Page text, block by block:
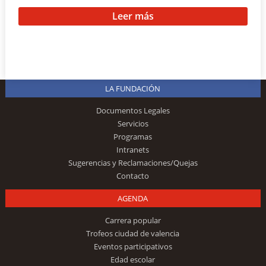
Leer más
LA FUNDACIÓN
Documentos Legales
Servicios
Programas
Intranets
Sugerencias y Reclamaciones/Quejas
Contacto
AGENDA
Carrera popular
Trofeos ciudad de valencia
Eventos participativos
Edad escolar